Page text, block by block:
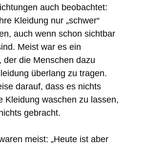
auch beobachtet:
Kleidung nur „schwer“
auch wenn schon sichtbar
Meist war es ein
der die Menschen dazu
überlang zu tragen.
darauf, dass es nichts
Kleidung waschen zu lassen,
gebracht.
meist: „Heute ist aber